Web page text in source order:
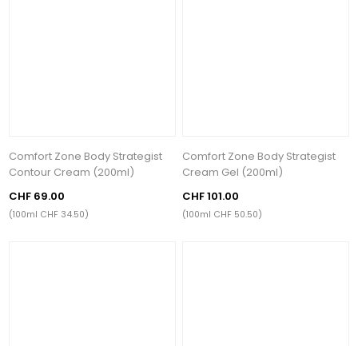
Comfort Zone Body Strategist
Contour Cream (200ml)
CHF 69.00
(100ml CHF 34.50)
Comfort Zone Body Strategist
Cream Gel (200ml)
CHF 101.00
(100ml CHF 50.50)